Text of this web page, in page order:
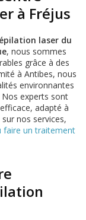
à Fréjus
épilation laser du
, nous sommes
grâce à des
à Antibes, nous
environnantes
Nos experts sont
adapté à
nos services,
faire un traitement